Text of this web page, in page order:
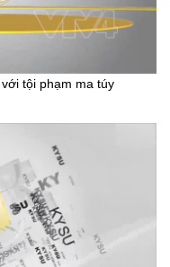
tội phạm ma túy